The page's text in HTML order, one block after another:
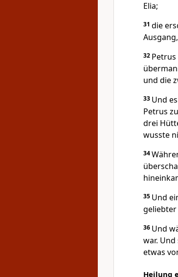
Elia;
31 die
32
und die
33 Und
Petrus
drei
wusste
34
35 Und
36 Und
war.
etwas
Heilung